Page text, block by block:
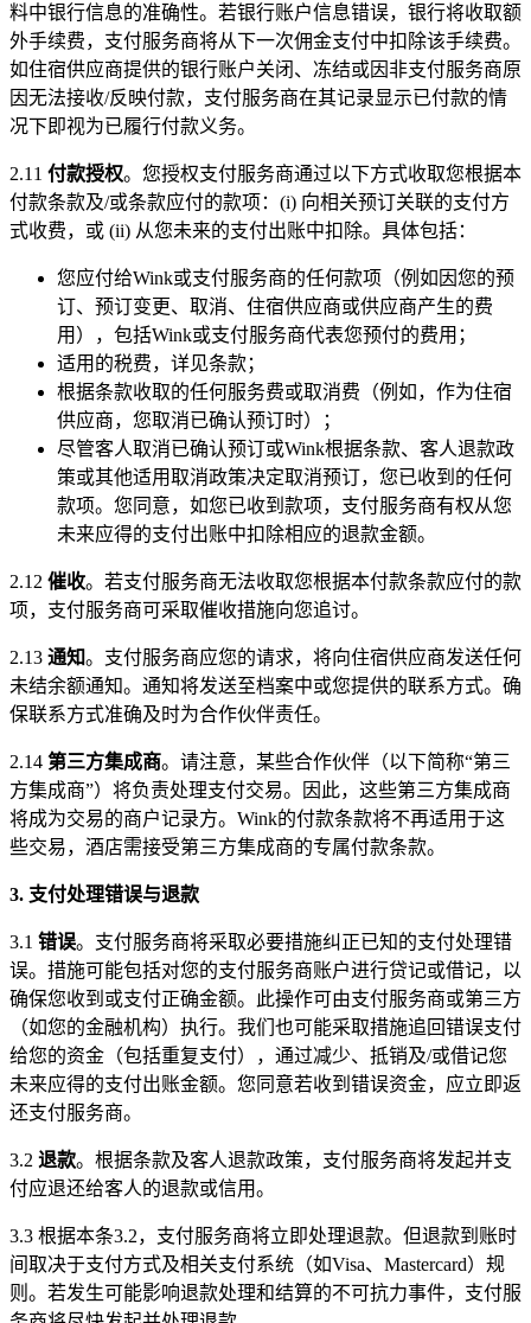
料中银行信息的准确性。若银行账户信息错误，银行将收取额
外手续费，支付服务商将从下一次佣金支付中扣除该手续费。
如住宿供应商提供的银行账户关闭、冻结或因非支付服务商原
因无法接收/反映付款，支付服务商在其记录显示已付款的情
况下即视为已履行付款义务。
2.11 付款授权。您授权支付服务商通过以下方式收取您根据本
付款条款及/或条款应付的款项：(i) 向相关预订关联的支付方
式收费，或 (ii) 从您未来的支付出账中扣除。具体包括：
您应付给Wink或支付服务商的任何款项（例如因您的预
订、预订变更、取消、住宿供应商或供应商产生的费
用），包括Wink或支付服务商代表您预付的费用；
适用的税费，详见条款；
根据条款收取的任何服务费或取消费（例如，作为住宿
供应商，您取消已确认预订时）；
尽管客人取消已确认预订或Wink根据条款、客人退款政
策或其他适用取消政策决定取消预订，您已收到的任何
款项。您同意，如您已收到款项，支付服务商有权从您
未来应得的支付出账中扣除相应的退款金额。
2.12 催收。若支付服务商无法收取您根据本付款条款应付的款
项，支付服务商可采取催收措施向您追讨。
2.13 通知。支付服务商应您的请求，将向住宿供应商发送任何
未结余额通知。通知将发送至档案中或您提供的联系方式。确
保联系方式准确及时为合作伙伴责任。
2.14 第三方集成商。请注意，某些合作伙伴（以下简称“第三
方集成商”）将负责处理支付交易。因此，这些第三方集成商
将成为交易的商户记录方。Wink的付款条款将不再适用于这
些交易，酒店需接受第三方集成商的专属付款条款。
3. 支付处理错误与退款
3.1 错误。支付服务商将采取必要措施纠正已知的支付处理错
误。措施可能包括对您的支付服务商账户进行贷记或借记，以
确保您收到或支付正确金额。此操作可由支付服务商或第三方
（如您的金融机构）执行。我们也可能采取措施追回错误支付
给您的资金（包括重复支付），通过减少、抵销及/或借记您
未来应得的支付出账金额。您同意若收到错误资金，应立即返
还支付服务商。
3.2 退款。根据条款及客人退款政策，支付服务商将发起并支
付应退还给客人的退款或信用。
3.3 根据本条3.2，支付服务商将立即处理退款。但退款到账时
间取决于支付方式及相关支付系统（如Visa、Mastercard）规
则。若发生可能影响退款处理和结算的不可抗力事件，支付服